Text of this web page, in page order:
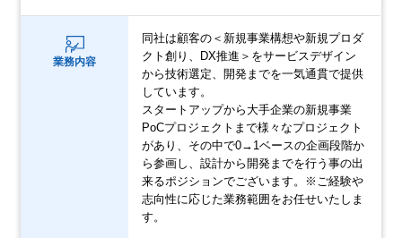
業務内容
同社は顧客の＜新規事業構想や新規プロダ
クト創り、DX推進＞をサービスデザイン
から技術選定、開発までを一気通貫で提供
しています。
スタートアップから大手企業の新規事業
PoCプロジェクトまで様々なプロジェクト
があり、その中で0→1ベースの企画段階か
ら参画し、設計から開発までを行う事の出
来るポジションでございます。※ご経験や
志向性に応じた業務範囲をお任せいたしま
す。